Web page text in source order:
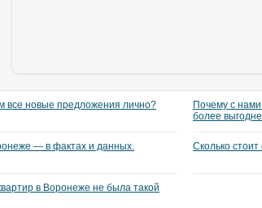
все новые предложения лично?
— в фактах и данных.
в Воронеже не была такой
Почему с
более
Сколько